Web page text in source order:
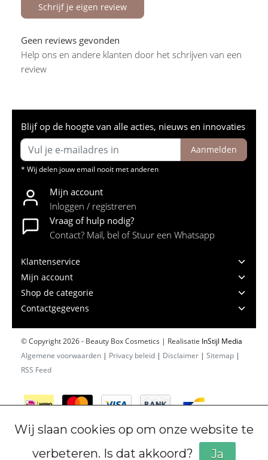
Schrijf je eigen review
Geen reviews gevonden
Help ons en andere klanten door het schrijven van een
review
Blijf op de hoogte van alle acties, nieuws en innovaties
Aanmelden
* Wij delen jouw email nooit met anderen
Mijn account
Inloggen / registreren
Vraag of hulp nodig?
Contact? Mail, bel of Stuur een Whatsapp
Klantenservice
Mijn account
Shop de categorie
Contactgegevens
© Copyright 2026 - Beauty Box Cosmetics | Realisatie InStijl Media
Algemene voorwaarden | Privacy beleid | Disclaimer | Sitemap |
RSS Feed
Wij slaan cookies op om onze website te
verbeteren. Is dat akkoord?
Ja